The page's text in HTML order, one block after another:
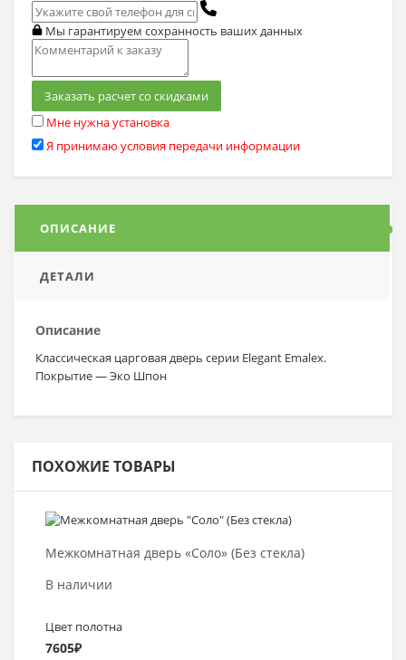
Мы гарантируем сохранность ваших данных
Заказать расчет со скидками
Мне нужна установка
Я принимаю условия передачи информации
ОПИСАНИЕ
ДЕТАЛИ
Описание
Классическая царговая дверь серии Elegant Emalex.
Покрытие — Эко Шпон
ПОХОЖИЕ ТОВАРЫ
Межкомнатная дверь «Соло» (Без стекла)
В наличии
Цвет полотна
7605₽
Выбрать >